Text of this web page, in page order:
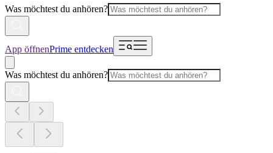
Was möchtest du anhören?
App öffnenPrime entdecken
Was möchtest du anhören?